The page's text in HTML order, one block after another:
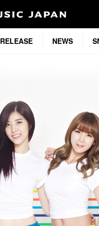
RELEASE NEWS